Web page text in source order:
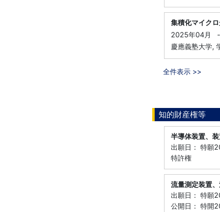
集積化マイク
2025年04月
-
慶應義塾大学,
全件表示 >>
知的財産権等
半導体装置、
出願日： 特
特許権
流量測定装置
出願日： 特願
公開日： 特